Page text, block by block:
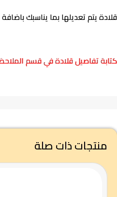
قلادة يتم تعديلها بما يناسبك
كتابة تفاصيل قلادة في قسم
منتجات ذات صلة